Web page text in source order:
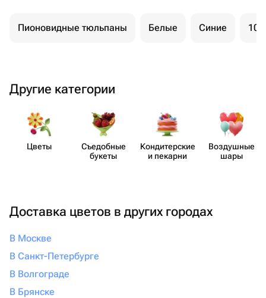
Пионовидные тюльпаны Белые Синие
Другие категории
Цветы
Съедобные
букеты
Кондит​ерские
и пекарни
Воздушные
шары
Доставка цветов в других городах
В Москве
В Санкт-Петербурге
В Волгограде
В Брянске